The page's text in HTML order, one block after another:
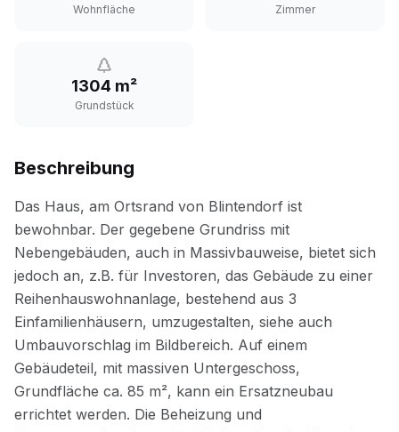
Wohnfläche Zimmer
1304 m²
Grundstück
Beschreibung